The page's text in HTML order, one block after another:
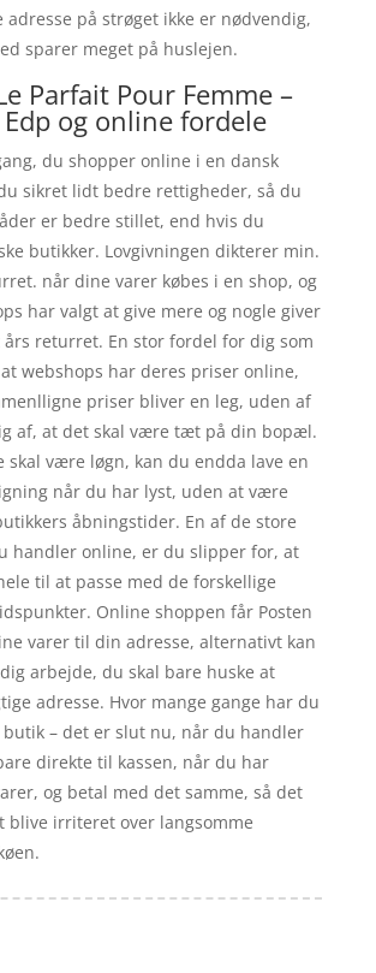
adresse på strøget ikke er nødvendig,
sparer meget på huslejen.
Parfait Pour Femme –
og online fordele
du shopper online i en dansk
sikret lidt bedre rettigheder, så du
er bedre stillet, end hvis du
butikker. Lovgivningen dikterer min.
når dine varer købes i en shop, og
har valgt at give mere og nogle giver
returret. En stor fordel for dig som
webshops har deres priser online,
priser bliver en leg, uden af
af, at det skal være tæt på din bopæl.
skal være løgn, kan du endda lave en
når du har lyst, uden at være
åbningstider. En af de store
handler online, er du slipper for, at
til at passe med de forskellige
Online shoppen får Posten
varer til din adresse, alternativt kan
arbejde, du skal bare huske at
adresse. Hvor mange gange har du
butik – det er slut nu, når du handler
direkte til kassen, når du har
og betal med det samme, så det
blive irriteret over langsomme